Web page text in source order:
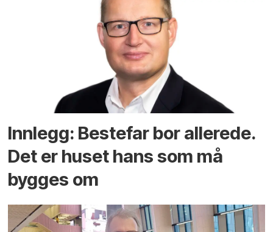
Innlegg: Bestefar bor allerede.
Det er huset hans som må
bygges om